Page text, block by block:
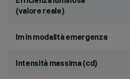
(valore reale)
lm in modalità emergenza
Intensità massima (cd)